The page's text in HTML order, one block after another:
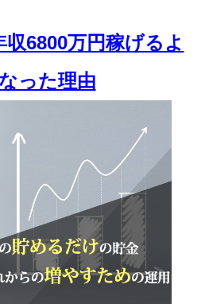
6800万円稼げるよ
った理由